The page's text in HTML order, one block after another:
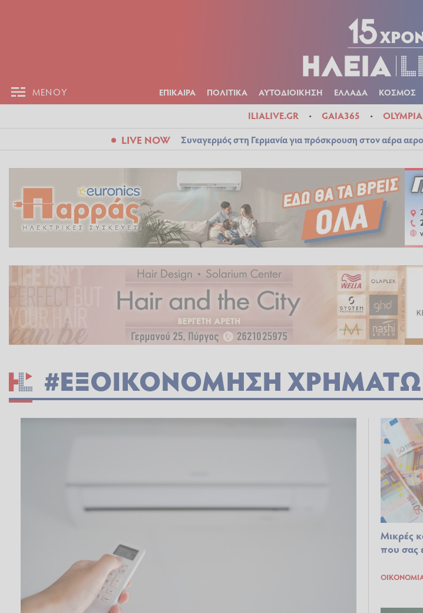
ΜΕΝΟΥ ΕΠΙΚΑΙΡΑ ΠΟΛΙΤΙΚΑ ΑΥΤΟΔΙΟΙΚΗΣΗ ΕΛΛΑΔΑ ΚΟΣΜΟΣ
ILIALIVE.GR GAIA365
LIVE NOW Συναγερμός στη Γερμανία για πρόσκρουση στον αέρα
#ΕΞΟΙΚΟΝΟΜΗΣΗ
Μικρές
που σας